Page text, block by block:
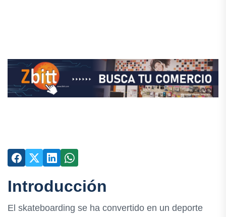
Introducción
El skateboarding se ha convertido en un deporte